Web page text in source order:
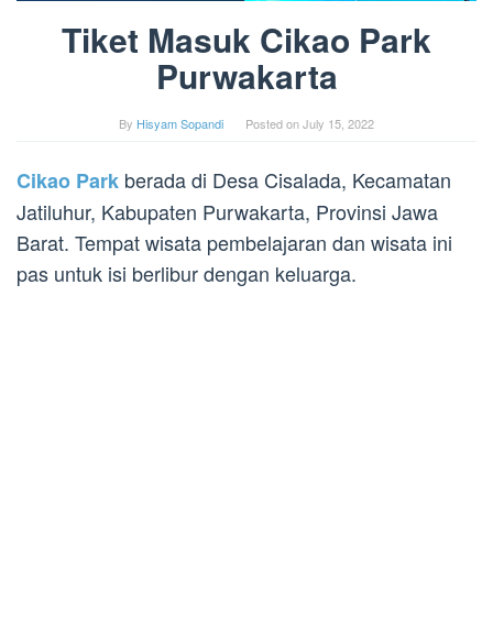
Tiket Masuk Cikao Park
Purwakarta
By Hisyam Sopandi Posted onJuly 15, 2022
Cikao Park berada di Desa Cisalada, Kecamatan
Jatiluhur, Kabupaten Purwakarta, Provinsi Jawa
Barat. Tempat wisata pembelajaran dan wisata ini
pas untuk isi berlibur dengan keluarga.